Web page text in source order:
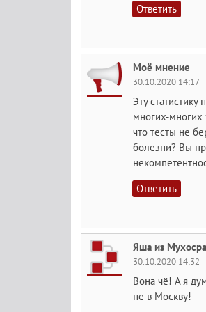
Ответить
Моё мнение
30.10.2020 14:17
Эту статистику
многих-многих
что тесты не
болезни? Вы
Ответить
Яша из
30.10.2020 14:32
Вона чё! А я
не в Москву!